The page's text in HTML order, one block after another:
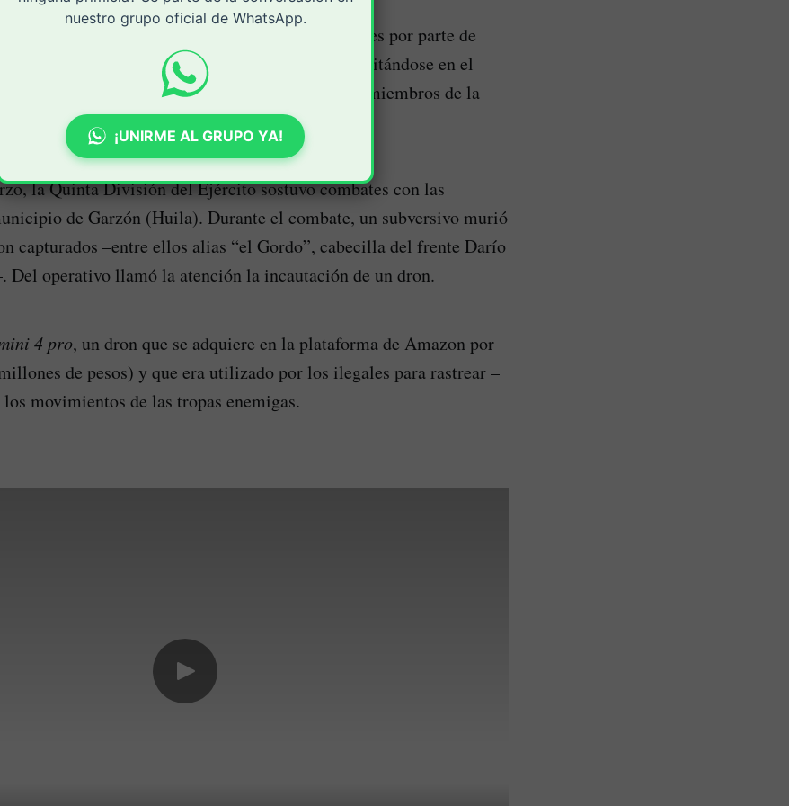
videos y la interceptación de comunicaciones por parte de
cuenta de que los disidentes estarían capacitándose en el
para propinar ataques precisos contra los miembros de la
la Quinta División del Ejército sostuvo combates con las
de Garzón (Huila). Durante el combate, un subversivo murió
capturados –entre ellos alias “el Gordo”, cabecilla del frente Darío
Del operativo llamó la atención la incautación de un dron.
4 pro, un dron que se adquiere en la plataforma de Amazon por
de pesos) y que era utilizado por los ilegales para rastrear –
movimientos de las tropas enemigas.
nuestro grupo oficial de WhatsApp.
¡UNIRME AL GRUPO YA!